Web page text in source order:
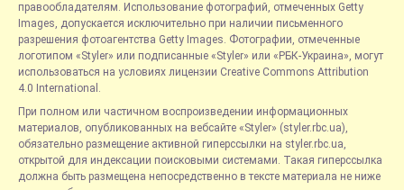
правообладателям. Использование фотографий, отмеченных Getty
Images, допускается исключительно при наличии письменного
разрешения фотоагентства Getty Images. Фотографии, отмеченные
логотипом «Styler» или подписанные «Styler» или «РБК-Украина», могут
использоваться на условиях лицензии Creative Commons Attribution
4.0 International.
При полном или частичном воспроизведении информационных
материалов, опубликованных на вебсайте «Styler» (styler.rbc.ua),
обязательно размещение активной гиперссылки на styler.rbc.ua,
открытой для индексации поисковыми системами. Такая гиперссылка
должна быть размещена непосредственно в тексте материала не ниже